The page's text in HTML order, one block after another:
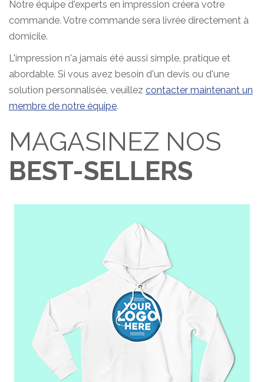
Notre équipe d'experts en impression créera votre
commande. Votre commande sera livrée directement à
domicile.
L'impression n'a jamais été aussi simple, pratique et
abordable. Si vous avez besoin d'un devis ou d'une
solution personnalisée, veuillez contacter maintenant un
membre de notre équipe.
MAGASINEZ NOS
BEST-SELLERS